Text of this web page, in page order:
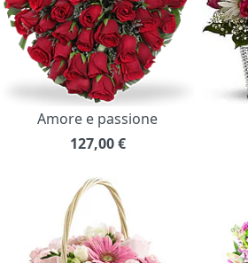
Amore e passione
127,00 €